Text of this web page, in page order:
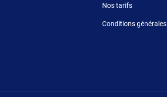
Nos tarifs
Conditions générales